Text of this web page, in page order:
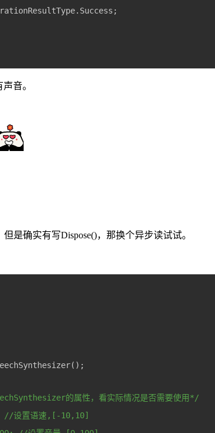
音。
是确实有写Dispose()，那换个异步读试试。
的属性，看实际情况是否需要使用*/
//设置语速,[-10,10]